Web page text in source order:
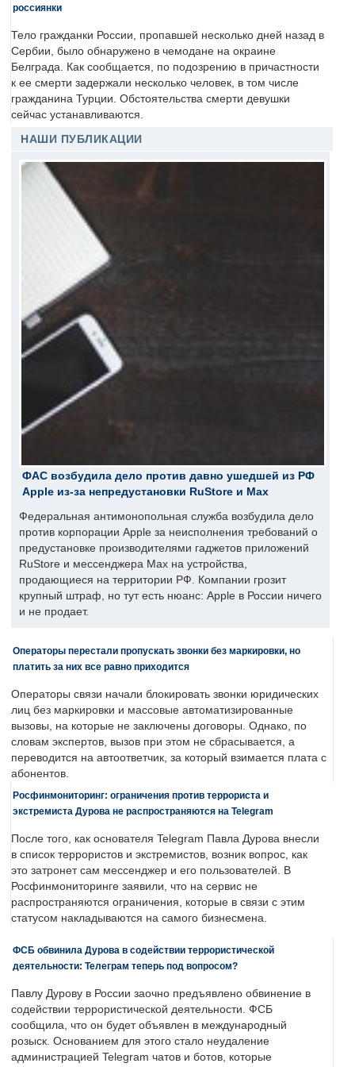
россиянки
Тело гражданки России, пропавшей несколько дней назад в
Сербии, было обнаружено в чемодане на окраине
Белграда. Как сообщается, по подозрению в причастности
к ее смерти задержали несколько человек, в том числе
гражданина Турции. Обстоятельства смерти девушки
сейчас устанавливаются.
НАШИ ПУБЛИКАЦИИ
ФАС возбудила дело против давно ушедшей из РФ
Apple из-за непредустановки RuStore и Max
Федеральная антимонопольная служба возбудила дело
против корпорации Apple за неисполнения требований о
предустановке производителями гаджетов приложений
RuStore и мессенджера Max на устройства,
продающиеся на территории РФ. Компании грозит
крупный штраф, но тут есть нюанс: Apple в России ничего
и не продает.
Операторы перестали пропускать звонки без маркировки, но
платить за них все равно приходится
Операторы связи начали блокировать звонки юридических
лиц без маркировки и массовые автоматизированные
вызовы, на которые не заключены договоры. Однако, по
словам экспертов, вызов при этом не сбрасывается, а
переводится на автоответчик, за который взимается плата с
абонентов.
Росфинмониторинг: ограничения против террориста и
экстремиста Дурова не распространяются на Telegram
После того, как основателя Telegram Павла Дурова внесли
в список террористов и экстремистов, возник вопрос, как
это затронет сам мессенджер и его пользователей. В
Росфинмониторинге заявили, что на сервис не
распространяются ограничения, которые в связи с этим
статусом накладываются на самого бизнесмена.
ФСБ обвинила Дурова в содействии террористической
деятельности: Телеграм теперь под вопросом?
Павлу Дурову в России заочно предъявлено обвинение в
содействии террористической деятельности. ФСБ
сообщила, что он будет объявлен в международный
розыск. Основанием для этого стало неудаление
администрацией Telegram чатов и ботов, которые